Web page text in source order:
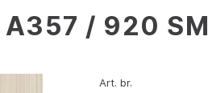
/ 920
Art. br.